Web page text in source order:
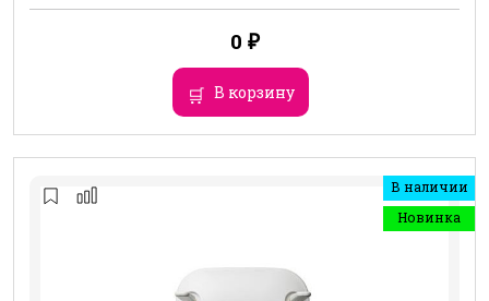
0 ₽
В корзину
В наличии
Новинка